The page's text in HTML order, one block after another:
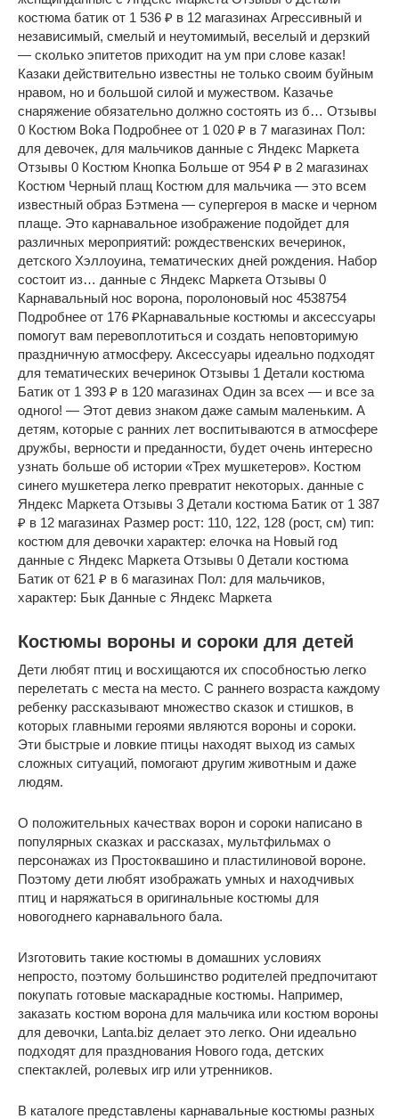
костюма батик от 1 536 ₽ в 12 магазинах Агрессивный и
независимый, смелый и неутомимый, веселый и дерзкий
— сколько эпитетов приходит на ум при слове казак!
Казаки действительно известны не только своим буйным
нравом, но и большой силой и мужеством. Казачье
снаряжение обязательно должно состоять из б… Отзывы
0 Костюм Boka Подробнее от 1 020 ₽ в 7 магазинах Пол:
для девочек, для мальчиков данные с Яндекс Маркета
Отзывы 0 Костюм Кнопка Больше от 954 ₽ в 2 магазинах
Костюм Черный плащ Костюм для мальчика — это всем
известный образ Бэтмена — супергероя в маске и черном
плаще. Это карнавальное изображение подойдет для
различных мероприятий: рождественских вечеринок,
детского Хэллоуина, тематических дней рождения. Набор
состоит из… данные с Яндекс Маркета Отзывы 0
Карнавальный нос ворона, поролоновый нос 4538754
Подробнее от 176 ₽Карнавальные костюмы и аксессуары
помогут вам перевоплотиться и создать неповторимую
праздничную атмосферу. Аксессуары идеально подходят
для тематических вечеринок Отзывы 1 Детали костюма
Батик от 1 393 ₽ в 120 магазинах Один за всех — и все за
одного! — Этот девиз знаком даже самым маленьким. А
детям, которые с ранних лет воспитываются в атмосфере
дружбы, верности и преданности, будет очень интересно
узнать больше об истории «Трех мушкетеров». Костюм
синего мушкетера легко превратит некоторых. данные с
Яндекс Маркета Отзывы 3 Детали костюма Батик от 1 387
₽ в 12 магазинах Размер рост: 110, 122, 128 (рост, см) тип:
костюм для девочки характер: елочка на Новый год
данные с Яндекс Маркета Отзывы 0 Детали костюма
Батик от 621 ₽ в 6 магазинах Пол: для мальчиков,
характер: Бык Данные с Яндекс Маркета
Костюмы вороны и сороки для детей
Дети любят птиц и восхищаются их способностью легко
перелетать с места на место. С раннего возраста каждому
ребенку рассказывают множество сказок и стишков, в
которых главными героями являются вороны и сороки.
Эти быстрые и ловкие птицы находят выход из самых
сложных ситуаций, помогают другим животным и даже
людям.
О положительных качествах ворон и сороки написано в
популярных сказках и рассказах, мультфильмах о
персонажах из Простоквашино и пластилиновой вороне.
Поэтому дети любят изображать умных и находчивых
птиц и наряжаться в оригинальные костюмы для
новогоднего карнавального бала.
Изготовить такие костюмы в домашних условиях
непросто, поэтому большинство родителей предпочитают
покупать готовые маскарадные костюмы. Например,
заказать костюм ворона для мальчика или костюм вороны
для девочки, Lanta.biz делает это легко. Они идеально
подходят для празднования Нового года, детских
спектаклей, ролевых игр или утренников.
В каталоге представлены карнавальные костюмы разных